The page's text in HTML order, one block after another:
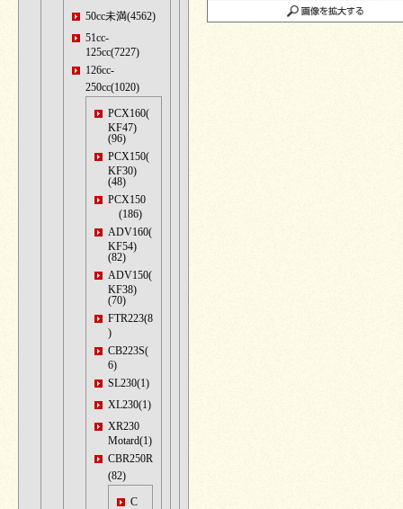
50cc未満(4562)
51cc-
125cc(7227)
126cc-
250cc(1020)
PCX160(
KF47)
(96)
PCX150(
KF30)
(48)
PCX150
(186)
ADV160(
KF54)
(82)
ADV150(
KF38)
(70)
FTR223(8
)
CB223S(
6)
SL230(1)
XL230(1)
XR230
Motard(1)
CBR250R
(82)
C